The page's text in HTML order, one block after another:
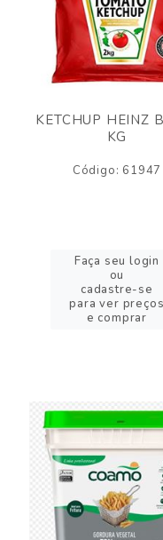
KETCHUP HEINZ
KG
Código: 61947
Faça seu login
ou
cadastre-se
para ver preços
e comprar